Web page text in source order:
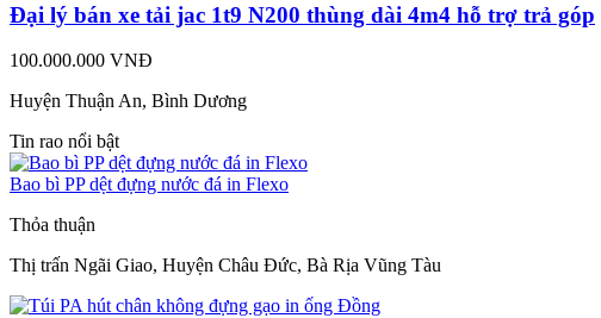
Đại lý bán xe tải jac 1t9 N200 thùng dài 4m4 hỗ trợ trả góp
100.000.000 VNĐ
Huyện Thuận An, Bình Dương
Tin rao nổi bật
Bao bì PP dệt đựng nước đá in Flexo
Thỏa thuận
Thị trấn Ngãi Giao, Huyện Châu Đức, Bà Rịa Vũng Tàu